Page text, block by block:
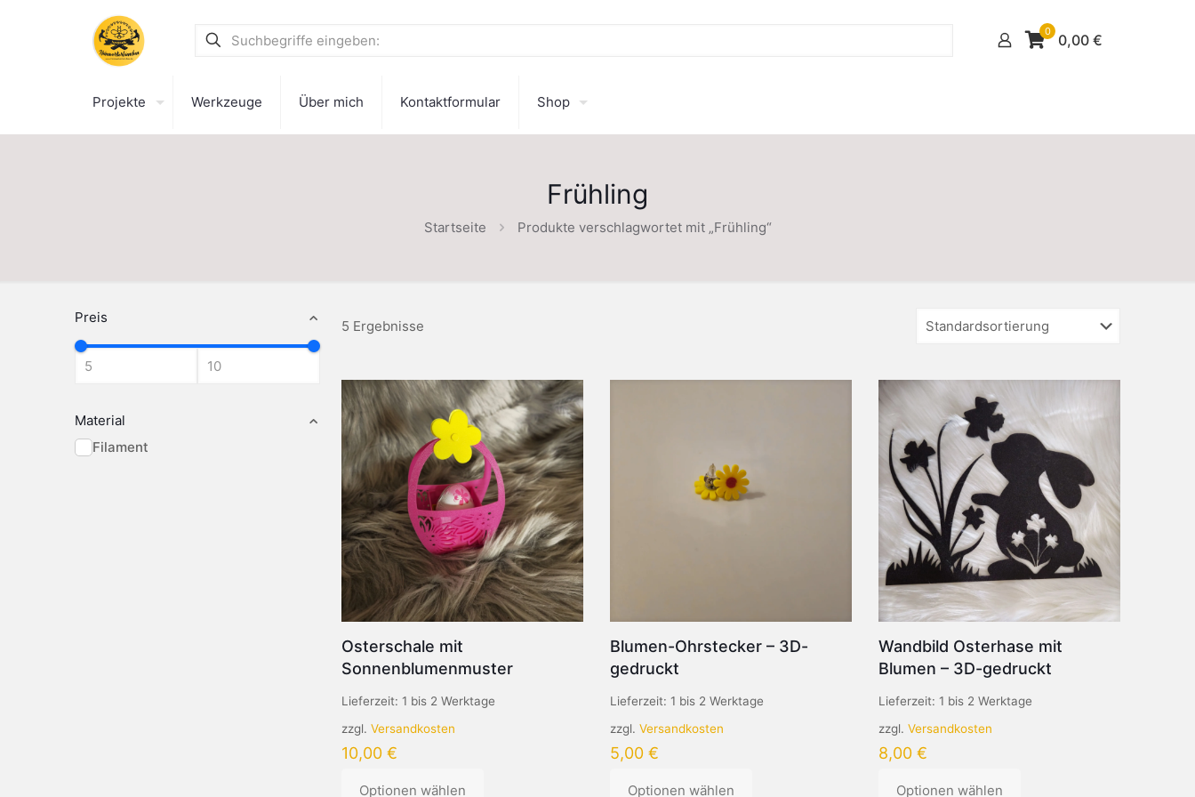
0 0,00 €
Projekte Werkzeuge Über mich Kontaktformular Shop
Frühling
Startseite Produkte verschlagwortet mit „Frühling“
Preis
Material
Filament
5 Ergebnisse
Osterschale mit
Sonnenblumenmuster
Lieferzeit: 1 bis 2 Werktage
zzgl. Versandkosten
10,00 €
Optionen wählen
Blumen-Ohrstecker – 3D-
gedruckt
Lieferzeit: 1 bis 2 Werktage
zzgl. Versandkosten
5,00 €
Optionen wählen
Wandbild Osterhase mit
Blumen – 3D-gedruckt
Lieferzeit: 1 bis 2 Werktage
zzgl. Versandkosten
8,00 €
Optionen wählen